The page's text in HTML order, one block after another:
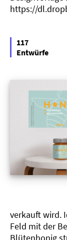
https://
117
Entwürfe
verkauft wird.
Feld mit der